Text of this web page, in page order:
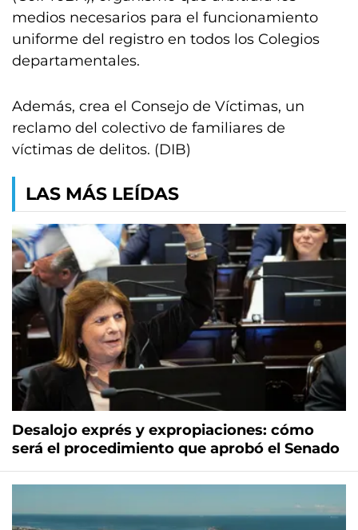
medios necesarios para el funcionamiento
uniforme del registro en todos los Colegios
departamentales.
Además, crea el Consejo de Víctimas, un
reclamo del colectivo de familiares de
víctimas de delitos. (DIB)
LAS MÁS LEÍDAS
Desalojo exprés y expropiaciones: cómo
será el procedimiento que aprobó el Senado